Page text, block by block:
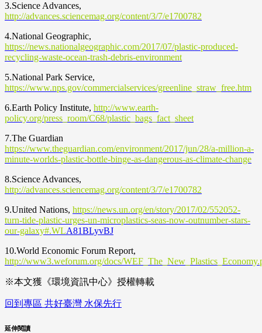
3.Science Advances,
http://advances.sciencemag.org/content/3/7/e1700782
4.National Geographic,
https://news.nationalgeographic.com/2017/07/plastic-produced-
recycling-waste-ocean-trash-debris-environment
5.National Park Service,
https://www.nps.gov/commercialservices/greenline_straw_free.htm
6.Earth Policy Institute, http://www.earth-
policy.org/press_room/C68/plastic_bags_fact_sheet
7.The Guardian
https://www.theguardian.com/environment/2017/jun/28/a-million-a-
minute-worlds-plastic-bottle-binge-as-dangerous-as-climate-change
8.Science Advances,
http://advances.sciencemag.org/content/3/7/e1700782
9.United Nations, https://news.un.org/en/story/2017/02/552052-
turn-tide-plastic-urges-un-microplastics-seas-now-outnumber-stars-
our-galaxy#.WLA81BLyvBJ
10.World Economic Forum Report,
http://www3.weforum.org/docs/
※本文獲《環境資訊中心》授權轉載
回到專區 共好臺灣 水保先行
延伸閱讀